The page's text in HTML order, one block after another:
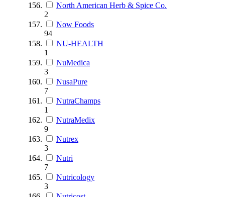
North American Herb & Spice Co.
2
Now Foods
94
NU-HEALTH
1
NuMedica
3
NusaPure
7
NutraChamps
1
NutraMedix
9
Nutrex
3
Nutri
7
Nutricology
3